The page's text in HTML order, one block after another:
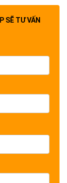
SẼ TƯ VẤN